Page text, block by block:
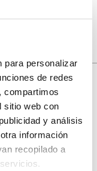
para personalizar
de redes
compartimos
sitio web con
y análisis
información
recopilado a